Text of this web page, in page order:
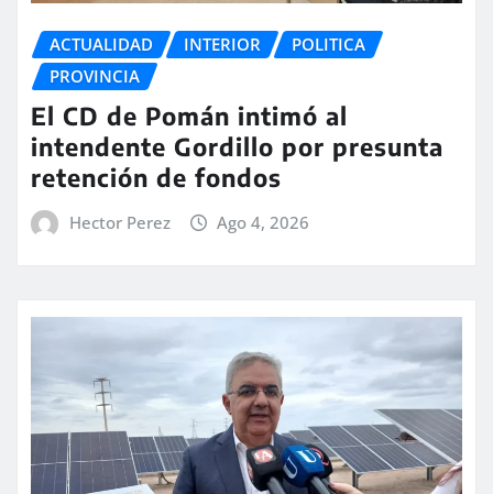
ACTUALIDAD INTERIOR
POLITICA
PROVINCIA
El CD de Pomán intimó al
intendente Gordillo por presunta
retención de fondos
Hector Perez Ago 4, 2026